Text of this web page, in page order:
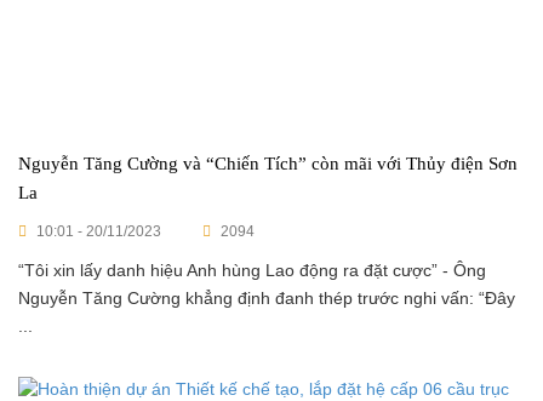
Nguyễn Tăng Cường và “Chiến Tích” còn mãi với Thủy điện Sơn
La
10:01 - 20/11/2023 2094
“Tôi xin lấy danh hiệu Anh hùng Lao động ra đặt cược” - Ông
Nguyễn Tăng Cường khẳng định đanh thép trước nghi vấn: “Đây